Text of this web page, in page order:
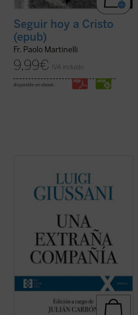
Seguir hoy a Cristo
(epub)
Fr. Paolo Martinelli
9,99€ IVA incluido
disponible en ebook:
pronunciadas por don Luigi Giussani --y los
diálogos a que dieron lugar las mismas--
durante los tres primeros Ejercicios
espirituales de la Fraternidad de Comunión